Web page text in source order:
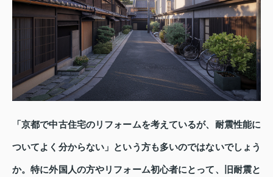
「京都で中古住宅のリフォームを考えているが、耐震性能に
ついてよく分からない」という方も多いのではないでしょう
か。特に外国人の方やリフォーム初心者にとって、旧耐震と